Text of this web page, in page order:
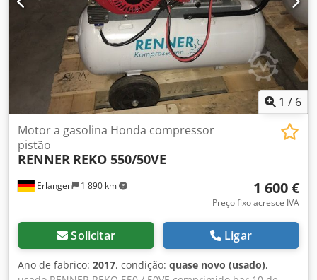
1 / 6
Erlangen 1 890 km
Motor a gasolina Honda compressor
pistão
RENNER REKO 550/50VE
1 600 €
Preço fixo acresce IVA
Solicitar Ligar
Ano de fabrico: 2017, condição: quase novo (usado),